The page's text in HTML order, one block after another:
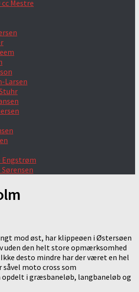
cc Mestre
Larsen
Engstrøm
Sørensen
mod øst, har klippeøen i Østersøen
den helt store opmærksomhed
desto mindre har der været en hel
moto cross som
opdelt i græsbaneløb, langbaneløb og